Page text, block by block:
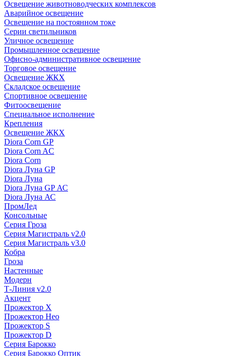
Освещение животноводческих комплексов
Аварийное освещение
Освещение на постоянном токе
Серии светильников
Уличное освещение
Промышленное освещение
Офисно-административное освещение
Торговое освещение
Освещение ЖКХ
Складское освещение
Спортивное освещение
Фитоосвещение
Специальное исполнение
Крепления
Освещение ЖКХ
Diora Corn GP
Diora Corn AC
Diora Corn
Diora Луна GP
Diora Луна
Diora Луна GP АС
Diora Луна АС
ПромЛед
Консольные
Серия Гроза
Серия Магистраль v2.0
Серия Магистраль v3.0
Кобра
Гроза
Настенные
Модерн
Т-Линия v2.0
Акцент
Прожектор X
Прожектор Нео
Прожектор S
Прожектор D
Серия Барокко
Серия Барокко Оптик